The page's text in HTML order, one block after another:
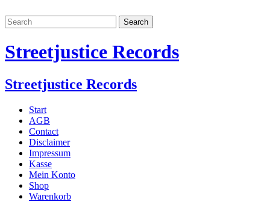
Streetjustice Records
Streetjustice Records
Start
AGB
Contact
Disclaimer
Impressum
Kasse
Mein Konto
Shop
Warenkorb